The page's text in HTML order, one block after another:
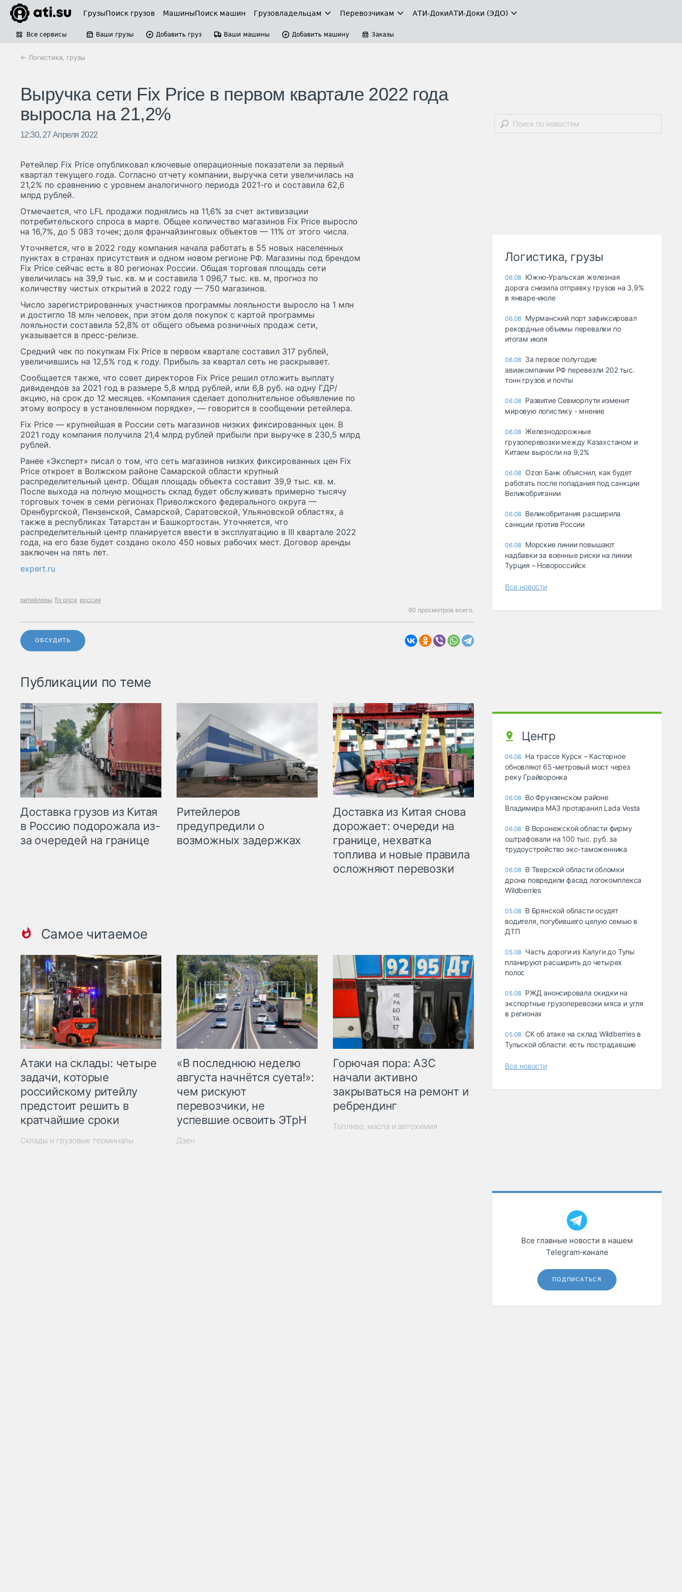
ГрузыПоиск грузов МашиныПоиск машин Грузовладельцам Перевозчикам АТИ-ДокиАТИ-Доки (ЭДО)
Все сервисы Ваши грузы Добавить груз Ваши машины Добавить машину Заказы
← Логистика, грузы
Выручка сети Fix Price в первом квартале 2022 года
выросла на 21,2%
12:30, 27 Апреля 2022
Ретейлер Fix Price опубликовал ключевые операционные показатели за первый
квартал текущего года. Согласно отчету компании, выручка сети увеличилась на
21,2% по сравнению с уровнем аналогичного периода 2021-го и составила 62,6
млрд рублей.
Отмечается, что LFL продажи поднялись на 11,6% за счет активизации
потребительского спроса в марте. Общее количество магазинов Fix Price выросло
на 16,7%, до 5 083 точек; доля франчайзинговых объектов — 11% от этого числа.
Уточняется, что в 2022 году компания начала работать в 55 новых населенных
пунктах в странах присутствия и одном новом регионе РФ. Магазины под брендом
Fix Price сейчас есть в 80 регионах России. Общая торговая площадь сети
увеличилась на 39,9 тыс. кв. м и составила 1 096,7 тыс. кв. м, прогноз по
количеству чистых открытий в 2022 году — 750 магазинов.
Число зарегистрированных участников программы лояльности выросло на 1 млн
и достигло 18 млн человек, при этом доля покупок с картой программы
лояльности составила 52,8% от общего объема розничных продаж сети,
указывается в пресс-релизе.
Средний чек по покупкам Fix Price в первом квартале составил 317 рублей,
увеличившись на 12,5% год к году. Прибыль за квартал сеть не раскрывает.
Сообщается также, что совет директоров Fix Price решил отложить выплату
дивидендов за 2021 год в размере 5,8 млрд рублей, или 6,8 руб. на одну ГДР/
акцию, на срок до 12 месяцев. «Компания сделает дополнительное объявление по
этому вопросу в установленном порядке», — говорится в сообщении ретейлера.
Fix Price — крупнейшая в России сеть магазинов низких фиксированных цен. В
2021 году компания получила 21,4 млрд рублей прибыли при выручке в 230,5 млрд
рублей.
Ранее «Эксперт» писал о том, что сеть магазинов низких фиксированных цен Fix
Price откроет в Волжском районе Самарской области крупный
распределительный центр. Общая площадь объекта составит 39,9 тыс. кв. м.
После выхода на полную мощность склад будет обслуживать примерно тысячу
торговых точек в семи регионах Приволжского федерального округа —
Оренбургской, Пензенской, Самарской, Саратовской, Ульяновской областях, а
также в республиках Татарстан и Башкортостан. Уточняется, что
распределительный центр планируется ввести в эксплуатацию в III квартале 2022
года, на его базе будет создано около 450 новых рабочих мест. Договор аренды
заключен на пять лет.
expert.ru
ритейлеры fix price россия
60 просмотров всего.
ОБСУДИТЬ
Публикации по теме
Доставка грузов из Китая
в Россию подорожала из-
за очередей на границе
Ритейлеров
предупредили о
возможных задержках
Доставка из Китая снова
дорожает: очереди на
границе, нехватка
топлива и новые правила
осложняют перевозки
Самое читаемое
Атаки на склады: четыре
задачи, которые
российскому ритейлу
предстоит решить в
кратчайшие сроки
Склады и грузовые терминалы
«В последнюю неделю
августа начнётся суета!»:
чем рискуют
перевозчики, не
успевшие освоить ЭТрН
Дзен
Горючая пора: АЗС
начали активно
закрываться на ремонт и
ребрендинг
Топливо, масла и автохимия
Логистика, грузы
06.08 Южно-Уральская железная
дорога снизила отправку грузов на 3,9%
в январе-июле
06.08 Мурманский порт зафиксировал
рекордные объемы перевалки по
итогам июля
06.08 За первое полугодие
авиакомпании РФ перевезли 202 тыс.
тонн грузов и почты
06.08 Развитие Севморпути изменит
мировую логистику - мнение
06.08 Железнодорожные
грузоперевозки между Казахстаном и
Китаем выросли на 9,2%
06.08 Ozon Банк объяснил, как будет
работать после попадания под санкции
Великобритании
06.08 Великобритания расширила
санкции против России
06.08 Морские линии повышают
надбавки за военные риски на линии
Турция – Новороссийск
Все новости
Центр
06.08 На трассе Курск – Касторное
обновляют 65-метровый мост через
реку Грайворонка
06.08 Во Фрунзенском районе
Владимира МАЗ протаранил Lada Vesta
06.08 В Воронежской области фирму
оштрафовали на 100 тыс. руб. за
трудоустройство экс-таможенника
06.08 В Тверской области обломки
дрона повредили фасад логокомплекса
Wildberries
05.08 В Брянской области осудят
водителя, погубившего целую семью в
ДТП
05.08 Часть дороги из Калуги до Тулы
планируют расширить до четырех
полос
05.08 РЖД анонсировала скидки на
экспортные грузоперевозки мяса и угля
в регионах
05.08 СК об атаке на склад Wildberries в
Тульской области: есть пострадавшие
Все новости
Все главные новости в нашем
Telegram‑канале
ПОДПИСАТЬСЯ